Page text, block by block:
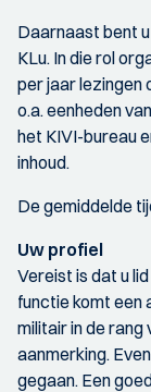
Daarnaast bent
KLu. In die rol
per jaar lezingen
o.a. eenheden
het KIVI-bureau
inhoud.
De gemiddelde
Uw profiel
Vereist is dat u
functie komt een
militair in de rang
aanmerking.
gegaan. Een